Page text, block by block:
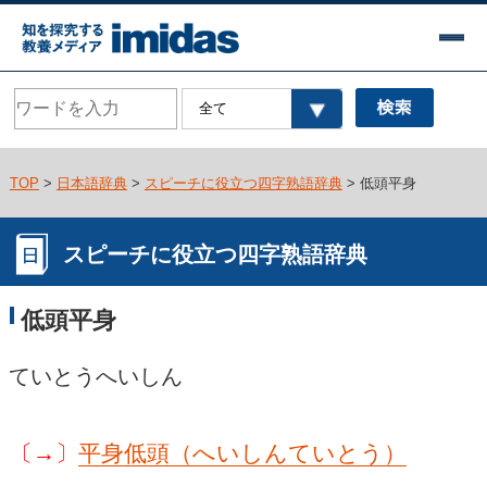
TOP > 日本語辞典> スピーチに役立つ四字熟語辞典> 低頭平身
スピーチに役立つ四字熟語辞典
低頭平身
ていとうへいしん
〔→〕 平身低頭（へいしんていとう）